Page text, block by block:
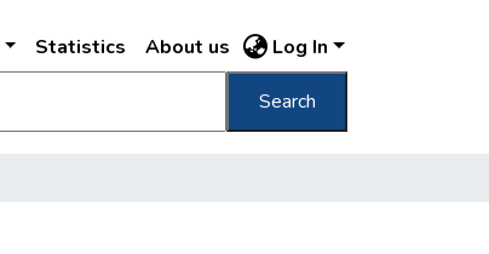
Statistics About us Log In
Search